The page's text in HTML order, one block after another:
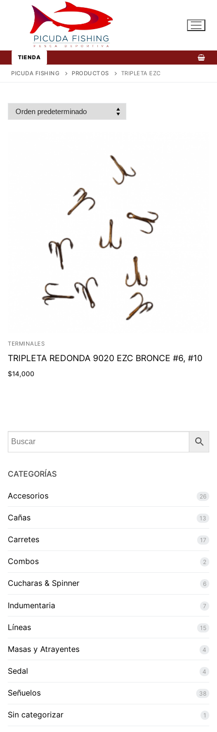
contenido
TIENDA
PICUDA FISHING PRODUCTOS TRIPLETA EZC
TERMINALES
TRIPLETA REDONDA 9020 EZC BRONCE #6, #10
$14,000
CATEGORÍAS
Accesorios 26
Cañas 13
Carretes 17
Combos 2
Cucharas & Spinner 6
Indumentaria 7
Líneas 15
Masas y Atrayentes 4
Sedal 4
Señuelos 38
Sin categorizar 1